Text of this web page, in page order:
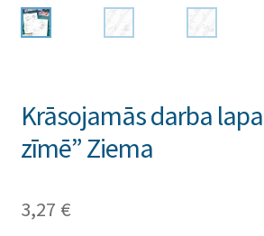
Krāsojamās darba
zīmē” Ziema
3,27 €